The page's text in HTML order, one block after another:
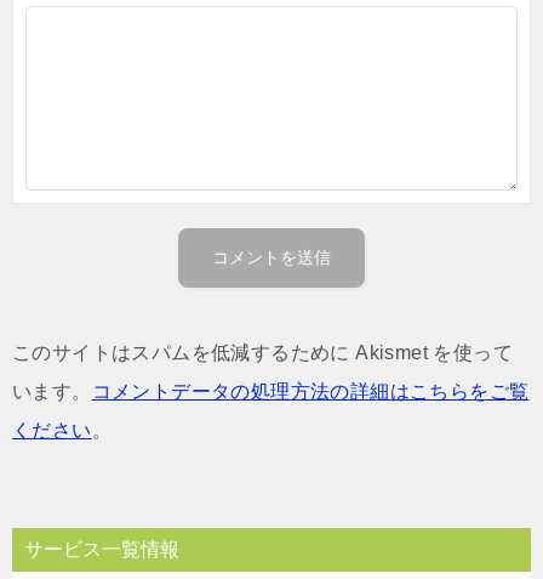
このサイトはスパムを低減するために Akismet を使って
います。
コメントデータの処理方法の詳細はこちらをご覧
ください。
サービス一覧情報